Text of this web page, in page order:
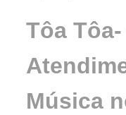
Tôa
Música